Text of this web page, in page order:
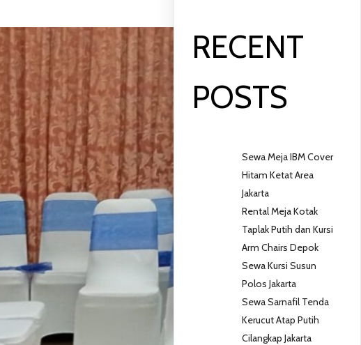
RECENT
POSTS
Sewa Meja IBM Cover
Hitam Ketat Area
Jakarta
Rental Meja Kotak
Taplak Putih dan Kursi
Arm Chairs Depok
Sewa Kursi Susun
Polos Jakarta
Sewa Sarnafil Tenda
Kerucut Atap Putih
Cilangkap Jakarta